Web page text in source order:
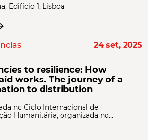
Edifício 1, Lisboa
24 set, 2025
to resilience: How
works. The journey of a
to distribution
no Ciclo Internacional de
Humanitária, organizada no...